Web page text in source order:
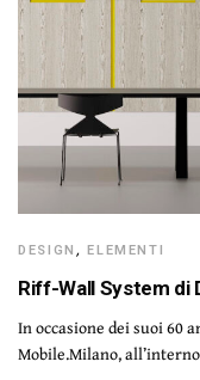
DESIGN ,ELEMENTI
Riff-Wall System di
In occasione dei suoi 60
Mobile.Milano,